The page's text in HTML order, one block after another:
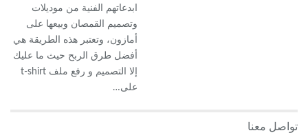
ابدعاتهم الفنية من موديلات
وتصميم القمصان وبيعها على
أمازون، وتعتبر هذه الطريقة هي
أفضل طرق الربح حيث ما عليك
على…
تواصل معنا